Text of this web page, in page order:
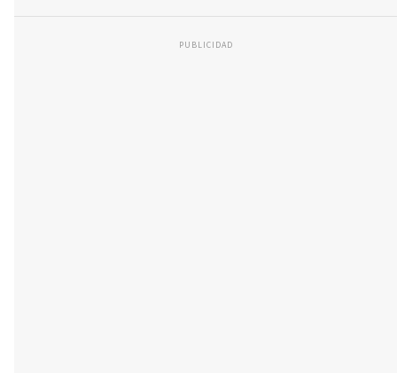
PUBLICIDAD